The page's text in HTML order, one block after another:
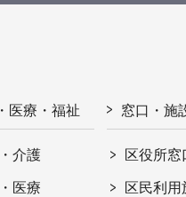
医療・福祉
介護
医療
窓口・施
区役所窓
区民利用